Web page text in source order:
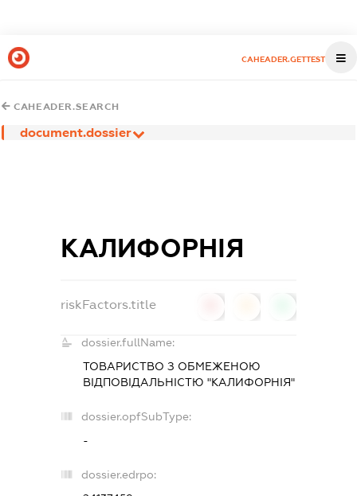
CAHEADER.GETTEST
CAHEADER.SEARCH
document.dossier
КАЛИФОРНІЯ
riskFactors.title
dossier.fullName:
ТОВАРИСТВО З ОБМЕЖЕНОЮ
ВІДПОВІДАЛЬНІСТЮ "КАЛИФОРНІЯ"
dossier.opfSubType:
-
dossier.edrpo: